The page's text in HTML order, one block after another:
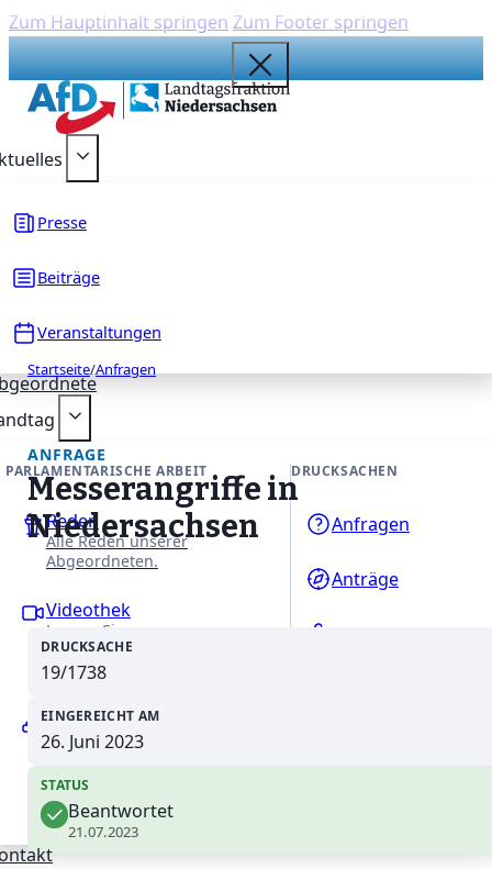
Zum Hauptinhalt springen Zum Footer springen
{acf_social_media_plattform}
{acf_social_media_plattform}
{acf_social_media_plattform}
{acf_social_media_plattform}
{acf_social_media_plattform}
Presse
Beiträge
Veranstaltungen
PARLAMENTARISCHE ARBEIT
Reden
Alle Reden unserer
Abgeordneten.
Videothek
Lernen Sie unsere
Abgeordneten in Interviews
näher kennen.
Ausschüsse
Erfahren Sie mehr über
unsere Arbeit in den
Fachausschüssen des
Niedersächsischen Landtages.
DRUCKSACHEN
Anfragen
Anträge
Startseite/Anfragen
ANFRAGE
Messerangriffe in
Niedersachsen
DRUCKSACHE
19/1738
EINGEREICHT AM
26. Juni 2023
STATUS
Beantwortet
21.07.2023